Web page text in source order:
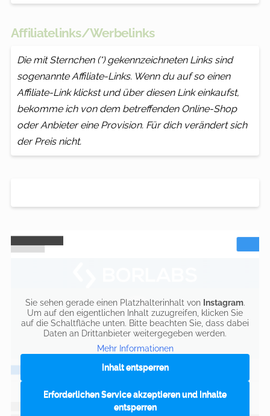
Affiliatelinks/Werbelinks
Die mit Sternchen (*) gekennzeichneten Links sind
sogenannte Affiliate-Links. Wenn du auf so einen
Affiliate-Link klickst und über diesen Link einkaufst,
bekomme ich von dem betreffenden Online-Shop
oder Anbieter eine Provision. Für dich verändert sich
der Preis nicht.
Sie sehen gerade einen Platzhalterinhalt von Instagram.
Um auf den eigentlichen Inhalt zuzugreifen, klicken Sie
auf die Schaltfläche unten. Bitte beachten Sie, dass dabei
Daten an Drittanbieter weitergegeben werden.
Mehr Informationen
Inhalt entsperren
Erforderlichen Service akzeptieren und Inhalte
entsperren